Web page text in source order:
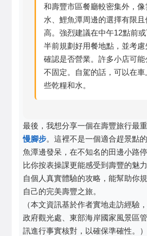
和壽豐市區餐廳較密集外，像
水、鯉魚潭周邊的選擇有限且
高。強烈建議在中午12點前
半前規劃好用餐地點，並考慮
確認是否營業。許多小店可能
不固定。自駕的話，可以在車
些乾糧和水。
最後，我想分享一個在壽豐旅行最
慢腳步。這裡不是一個適合趕景點
魚潭邊發呆，在不知名的田邊小路
比你按表操課更能感受到壽豐的魅
自個人真實體驗的攻略，能幫助你
自己的完美壽豐之旅。
（本文資訊基於作者實地走訪經驗
政府觀光處、東部海岸國家風景區
訊進行事實核對，以確保準確性。）